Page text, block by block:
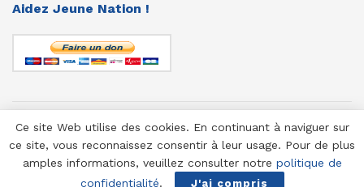
Aidez Jeune Nation !
© 1958-2025 Jeune Nation
Ce site Web utilise des cookies. En continuant à naviguer sur
ce site, vous reconnaissez consentir à leur usage. Pour de plus
amples informations, veuillez consulter notre politique de
confidentialité. J'ai compris